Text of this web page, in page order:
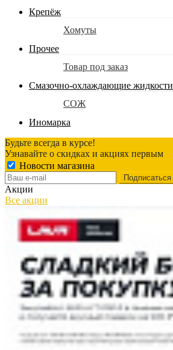
Крепёж
Хомуты
Прочее
Товар под заказ
Смазочно-охлаждающие жидкости
СОЖ
Иномарка
Будьте всегда в курсе!
Узнавайте о скидках и акциях первым
Новости магазина
Акции
Все акции